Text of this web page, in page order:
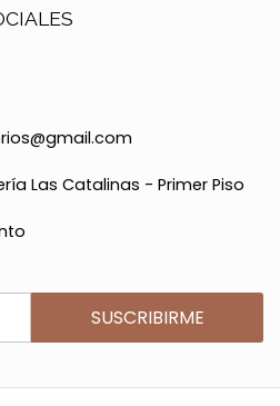
Las Catalinas - Primer Piso
SUSCRIBIRME